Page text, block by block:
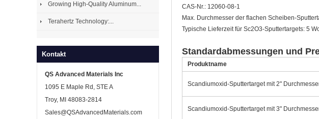
Growing High-Quality Aluminum...
Terahertz Technology:...
Kontakt
QS Advanced Materials Inc
1095 E Maple Rd, STE A
Troy, MI 48083-2814
Sales@QSAdvancedMaterials.com
CAS-Nr.: 12060-08-1
Max. Durchmesser der flachen Scheiben-
Typische Lieferzeit für Sc2O3-Sputtertargets: 5
Standardabmessungen und
Produktname
Scandiumoxid-Sputtertarget mit 2"
Scandiumoxid-Sputtertarget mit 3"